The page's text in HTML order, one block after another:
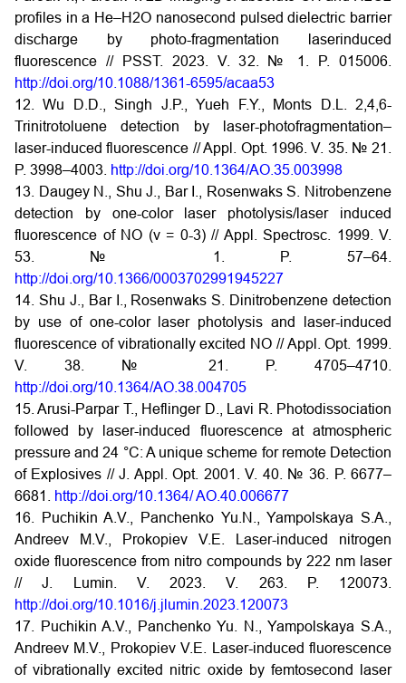
profiles in a He–H2O nanosecond pulsed dielectric barrier
discharge by photo-fragmentation laserinduced
fluorescence // PSST. 2023. V. 32. № 1. P. 015006.
http://doi.org/10.1088/1361-6595/acaa53
12. Wu D.D., Singh J.P., Yueh F.Y., Monts D.L. 2,4,6-
Trinitrotoluene detection by laser-photofragmentation–
laser-induced fluorescence // Appl. Opt. 1996. V. 35. № 21.
P. 3998–4003. http://doi.org/10.1364/AO.35.003998
13. Daugey N., Shu J., Bar I., Rosenwaks S. Nitrobenzene
detection by one-color laser photolysis/laser induced
fluorescence of NO (v = 0-3) // Appl. Spectrosc. 1999. V.
53. № 1. P. 57–64.
http://doi.org/10.1366/0003702991945227
14. Shu J., Bar I., Rosenwaks S. Dinitrobenzene detection
by use of one-color laser photolysis and laser-induced
fluorescence of vibrationally excited NO // Appl. Opt. 1999.
V. 38. № 21. P. 4705–4710.
http://doi.org/10.1364/AO.38.004705
15. Arusi-Parpar T., Heflinger D., Lavi R. Photodissociation
followed by laser-induced fluorescence at atmospheric
pressure and 24 °C: A unique scheme for remote Detection
of Explosives // J. Appl. Opt. 2001. V. 40. № 36. P. 6677–
6681.
http://doi.org/10.1364/ AO.40.006677
16. Puchikin A.V., Panchenko Yu.N., Yampolskaya S.A.,
Andreev M.V., Prokopiev V.E. Laser-induced nitrogen
oxide fluorescence from nitro compounds by 222 nm laser
// J. Lumin. V. 2023. V. 263. P. 120073.
http://doi.org/10.1016/j.jlumin.2023.120073
17. Puchikin A.V., Panchenko Yu. N., Yampolskaya S.A.,
Andreev M.V., Prokopiev V.E. Laser-induced fluorescence
of vibrationally excited nitric oxide by femtosecond laser